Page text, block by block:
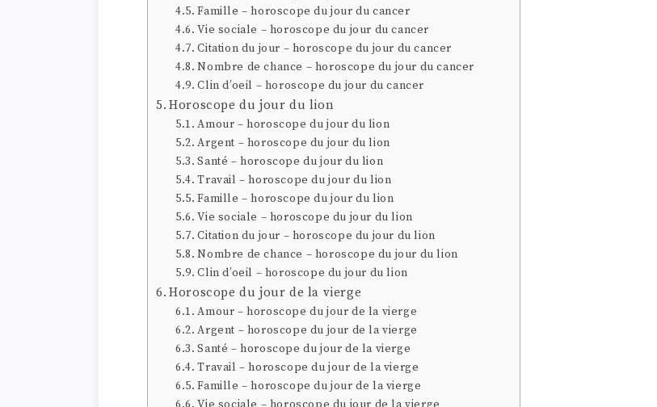
Famille – horoscope du jour du cancer
Vie sociale – horoscope du jour du cancer
Citation du jour – horoscope du jour du cancer
Nombre de chance – horoscope du jour du cancer
Clin d’oeil – horoscope du jour du cancer
Horoscope du jour du lion
Amour – horoscope du jour du lion
Argent – horoscope du jour du lion
Santé – horoscope du jour du lion
Travail – horoscope du jour du lion
Famille – horoscope du jour du lion
Vie sociale – horoscope du jour du lion
Citation du jour – horoscope du jour du lion
Nombre de chance – horoscope du jour du lion
Clin d’oeil – horoscope du jour du lion
Horoscope du jour de la vierge
Amour – horoscope du jour de la vierge
Argent – horoscope du jour de la vierge
Santé – horoscope du jour de la vierge
Travail – horoscope du jour de la vierge
Famille – horoscope du jour de la vierge